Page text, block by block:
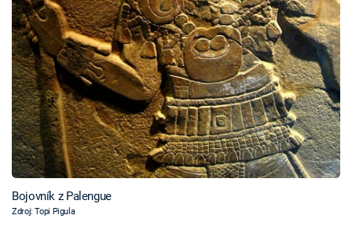
Bojovník z Palengue
Zdroj: Topi Pigula